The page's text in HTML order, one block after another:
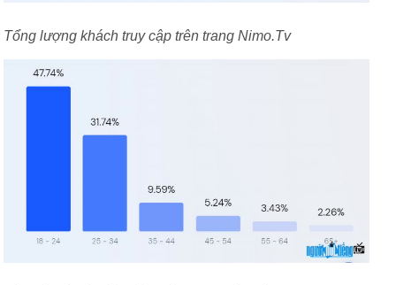
Tổng lượng khách truy cập trên trang Nimo.Tv